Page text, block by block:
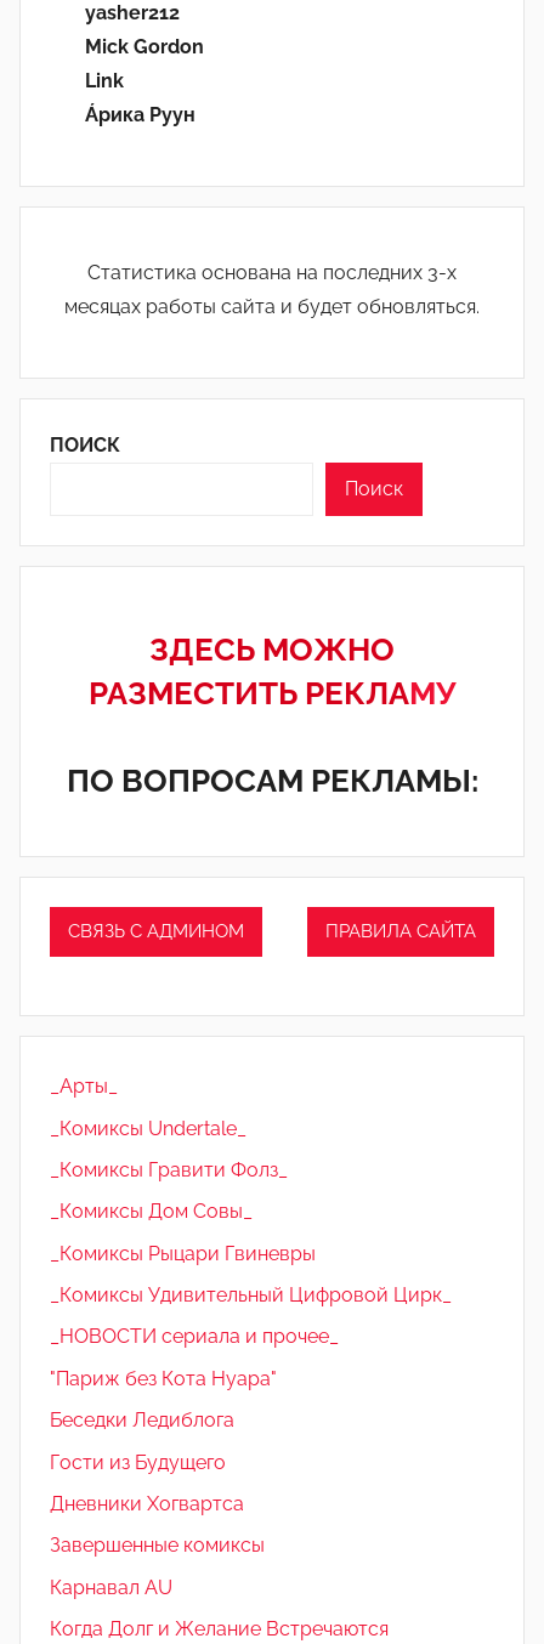
yasher212
Mick Gordon
Link
Áрика Руун
Статистика основана на последних 3-х
месяцах работы сайта и будет обновляться.
ПОИСК
Поиск
ЗДЕСЬ МОЖНО
РАЗМЕСТИТЬ РЕКЛАМУ
ПО ВОПРОСАМ РЕКЛАМЫ:
СВЯЗЬ С АДМИНОМ ПРАВИЛА САЙТА
_Арты_
_Комиксы Undertale_
_Комиксы Гравити Фолз_
_Комиксы Дом Совы_
_Комиксы Рыцари Гвиневры
_Комиксы Удивительный Цифровой Цирк_
_НОВОСТИ сериала и прочее_
"Париж без Кота Нуара"
Беседки Ледиблога
Гости из Будущего
Дневники Хогвартса
Завершенные комиксы
Карнавал AU
Когда Долг и Желание Встречаются